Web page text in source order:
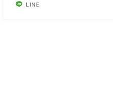
LINE